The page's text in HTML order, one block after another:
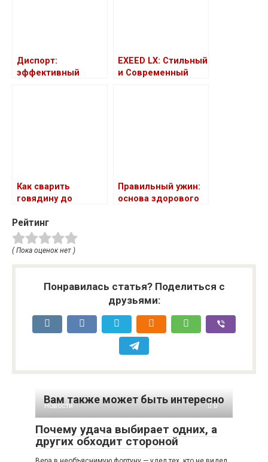
Диспорт:
эффективный
EXEED LX: Стильный
и Современный
Как сварить
говядину до
Правильный ужин:
основа здорового
Рейтинг
( Пока оценок нет )
Понравилась статья? Поделиться с
друзьями:
Вам также может быть интересно
Новости 0
Почему удача выбирает одних, а
других обходит стороной